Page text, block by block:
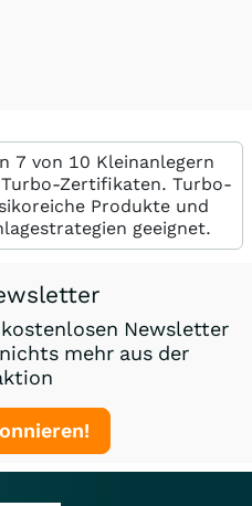
7 von 10 Kleinanlegern
Zertifikaten. Turbo-
Produkte und
geeignet.
Newsletter
mehr aus der